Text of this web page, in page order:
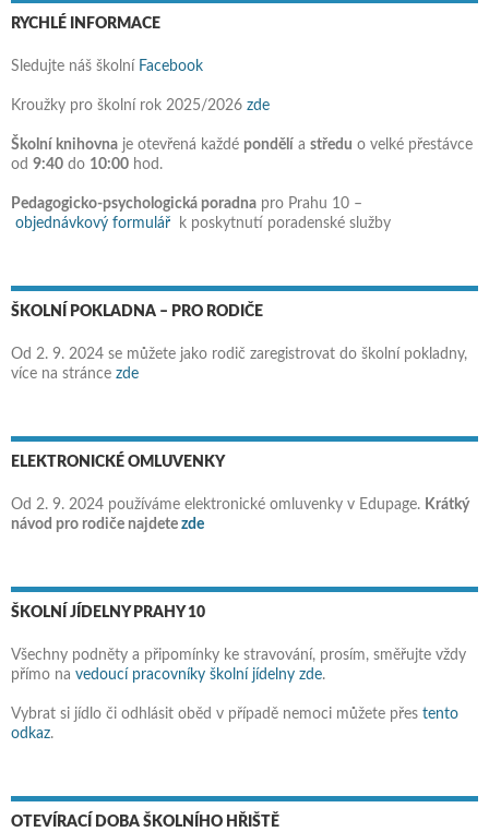
RYCHLÉ INFORMACE
Sledujte náš školní Facebook
Kroužky pro školní rok 2025/2026 zde
Školní knihovna je otevřená každé pondělí a středu o velké přestávce
od 9:40 do 10:00 hod.
Pedagogicko-psychologická poradna pro Prahu 10 –
objednávkový formulář k poskytnutí poradenské služby
ŠKOLNÍ POKLADNA – PRO RODIČE
Od 2. 9. 2024 se můžete jako rodič zaregistrovat do školní pokladny,
více na stránce zde
ELEKTRONICKÉ OMLUVENKY
Od 2. 9. 2024 používáme elektronické omluvenky v Edupage. Krátký
návod pro rodiče najdete zde
ŠKOLNÍ JÍDELNY PRAHY 10
Všechny podněty a připomínky ke stravování, prosím, směřujte vždy
přímo na vedoucí pracovníky školní jídelny zde.
Vybrat si jídlo či odhlásit oběd v případě nemoci můžete přes tento
odkaz.
OTEVÍRACÍ DOBA ŠKOLNÍHO HŘIŠTĚ